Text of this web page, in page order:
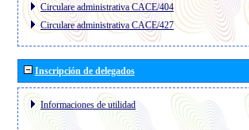
Circulare administrativa CACE/404
Circulare administrativa CACE/427
Inscripción de delegados
Informaciones de utilidad